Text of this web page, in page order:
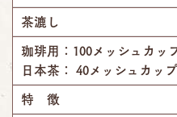
茶漉し
珈琲用：100メッシュカッ
日本茶： 40メッシュカッ
特 徴